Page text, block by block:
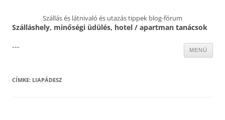
Szállás és látnivaló és utazás tippek blog-fórum
Szálláshely, minőségi üdülés, hotel / apartman tanácsok
MENÜ
---
CÍMKE: LIAPÁDESZ